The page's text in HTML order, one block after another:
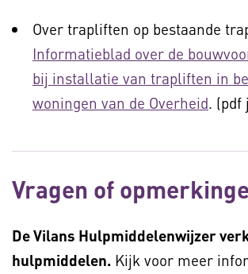
Over trapliften op bestaande
Informatieblad over de
bij installatie van trapliften in
woningen van de Overheid. (pdf
Vragen of
De Vilans Hulpmiddelenwijzer
hulpmiddelen. Kijk voor meer